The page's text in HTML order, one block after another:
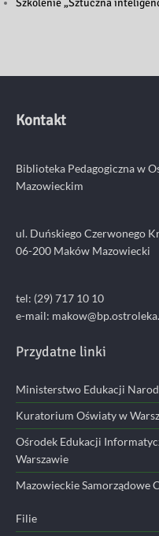
Kontakt
Biblioteka Pedagogiczna w
Mazowieckim
ul. Duńskiego Czerwonego
06-200 Maków Mazowiecki
tel: (29) 717 10 10
e-mail:
Przydatne linki
Ministerstwo Edukacji
Kuratorium Oświaty w
Ośrodek Edukacji
Warszawie
Mazowieckie Samorządowe
Filie